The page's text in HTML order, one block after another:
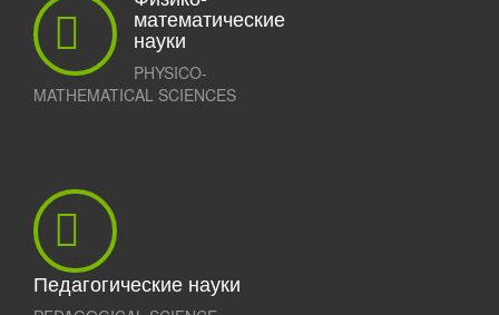
математические
науки
PHYSICO-
MATHEMATICAL SCIENCES
Педагогические науки